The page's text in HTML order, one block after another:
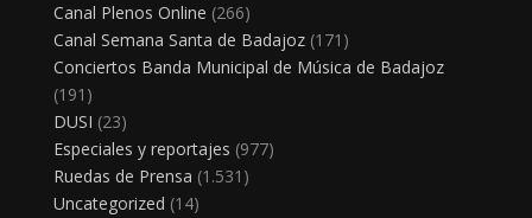
Canal Plenos Online (266)
Canal Semana Santa de Badajoz(171)
Conciertos Banda Municipal de Música de Badajoz
(191)
DUSI (23)
Especiales y reportajes (977)
Ruedas de Prensa (1.531)
Uncategorized (14)